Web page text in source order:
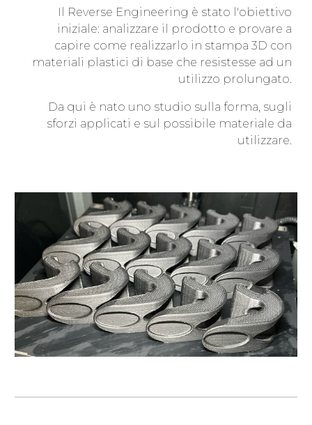
Il Reverse Engineering è stato l'obiettivo
iniziale: analizzare il prodotto e provare a
capire come realizzarlo in stampa 3D con
materiali plastici di base che resistesse ad un
utilizzo prolungato.
Da qui è nato uno studio sulla forma, sugli
sforzi applicati e sul possibile materiale da
utilizzare.